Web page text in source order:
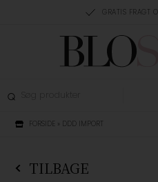
GRATIS FRAGT
FORSIDE » DDD IMPORT
TILBAGE